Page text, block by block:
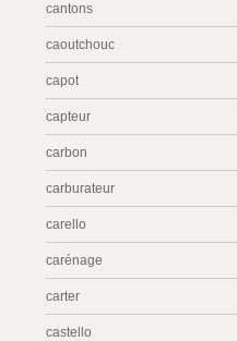
cantons
caoutchouc
capot
capteur
carbon
carburateur
carello
carénage
carter
castello